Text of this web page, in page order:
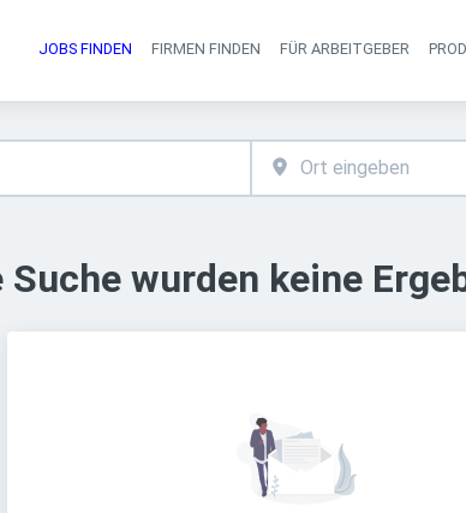
JOBS FINDEN FIRMEN FINDEN FÜR ARBEITGEBER
Suche wurden keine